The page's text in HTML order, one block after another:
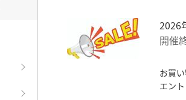
2026
開催
お買
エン